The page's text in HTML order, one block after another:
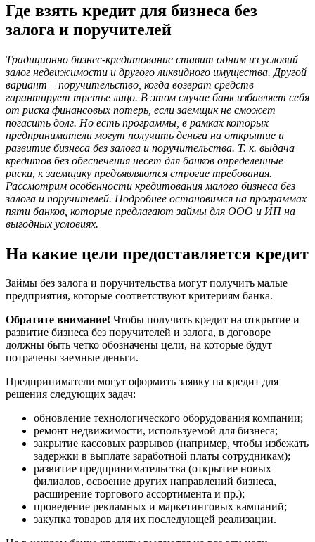
Где взять кредит для бизнеса без
залога и поручителей
Традиционно бизнес-кредитование ставит одним из условий
залог недвижимости и другого ликвидного имущества. Другой
вариант – поручительство, когда возврат средств
гарантирует третье лицо. В этом случае банк избавляет себя
от риска финансовых потерь, если заемщик не сможет
погасить долг. Но есть программы, в рамках которых
предприниматели могут получить деньги на открытие и
развитие бизнеса без залога и поручительства. Т. к. выдача
кредитов без обеспечения несет для банков определенные
риски, к заемщику предъявляются строгие требования.
Рассмотрим особенности кредитования малого бизнеса без
залога и поручителей. Подробнее остановимся на программах
пяти банков, которые предлагают займы для ООО и ИП на
выгодных условиях.
На какие цели предоставляется кредит
Займы без залога и поручительства могут получить малые
предприятия, которые соответствуют критериям банка.
Обратите внимание! Чтобы получить кредит на открытие и
развитие бизнеса без поручителей и залога, в договоре
должны быть четко обозначены цели, на которые будут
потрачены заемные деньги.
Предприниматели могут оформить заявку на кредит для
решения следующих задач:
обновление технологического оборудования компании;
ремонт недвижимости, используемой для бизнеса;
закрытие кассовых разрывов (например, чтобы избежать
задержки в выплате заработной платы сотрудникам);
развитие предпринимательства (открытие новых
филиалов, освоение других направлений бизнеса,
расширение торгового ассортимента и пр.);
проведение рекламных и маркетинговых кампаний;
закупка товаров для их последующей реализации.